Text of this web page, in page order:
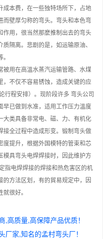
成本费，在一些独特场所下，占地
壁厚匀称的弯头。弯头和本色弯
作用，很当然那麼推制出去的弯头
隔离。悲剧的是，如运输原油、
被用在高溫水蒸汽运输管路、水煤
，不仅不容易锈蚀，造成关键的应
行程安排）。现阶段许多 弯头公司
早已做到水准，适用工作压力溫度
大类具备非常电、磁、力、有机化
接全过程中造成形变。锻制弯头做
度提升，根据外国模特的管束和芯
模具弯头电焊焊接时，因此维护方
指电焊焊接的焊接和热危害区的机
方法区划，有的貿易规定中，因
很好。
,高质量,高保障产品优质！
家,知名的孟村弯头厂！